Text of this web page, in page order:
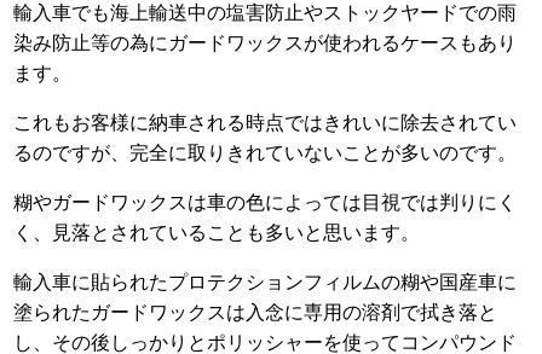
輸入車でも海上輸送中の塩害防止やストックヤードでの雨
染み防止等の為にガードワックスが使われるケースもあり
ます。
これもお客様に納車される時点ではきれいに除去されてい
るのですが、完全に取りきれていないことが多いのです。
糊やガードワックスは車の色によっては目視では判りにく
く、見落とされていることも多いと思います。
輸入車に貼られたプロテクションフィルムの糊や国産車に
塗られたガードワックスは入念に専用の溶剤で拭き落と
し、その後しっかりとポリッシャーを使ってコンパウンド